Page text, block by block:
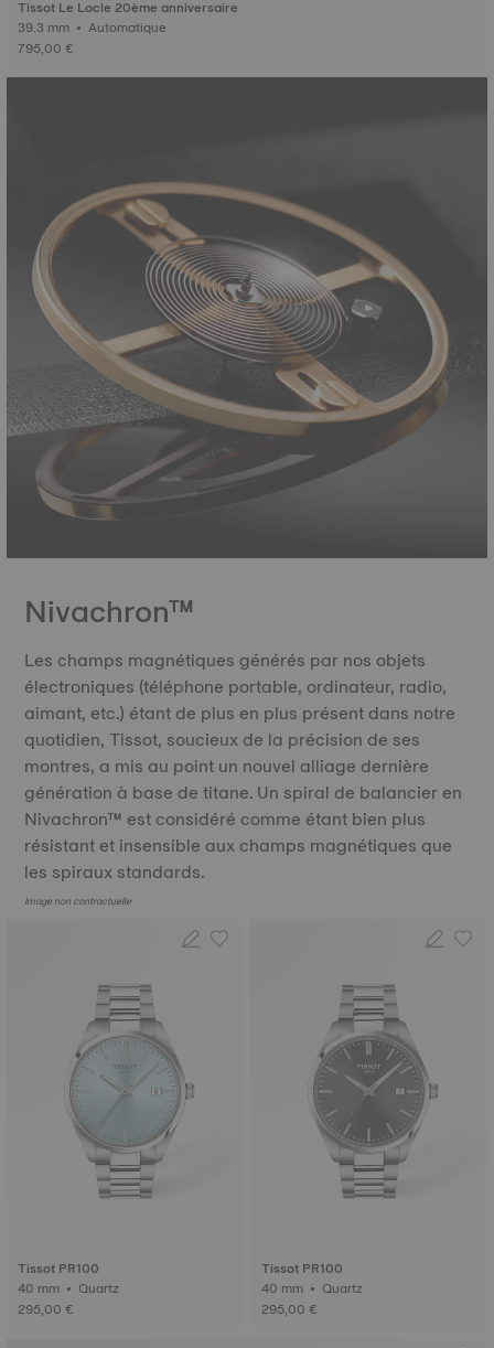
Tissot Le Locle 20ème anniversaire
39.3 mm • Automatique
795,00 €
Nivachron™
Les champs magnétiques générés par nos objets
électroniques (téléphone portable, ordinateur, radio,
aimant, etc.) étant de plus en plus présent dans notre
quotidien, Tissot, soucieux de la précision de ses
montres, a mis au point un nouvel alliage dernière
génération à base de titane. Un spiral de balancier en
Nivachron™ est considéré comme étant bien plus
résistant et insensible aux champs magnétiques que
les spiraux standards.
Image non contractuelle
Tissot PR100
40 mm • Quartz
295,00 €
Tissot PR100
40 mm • Quartz
295,00 €